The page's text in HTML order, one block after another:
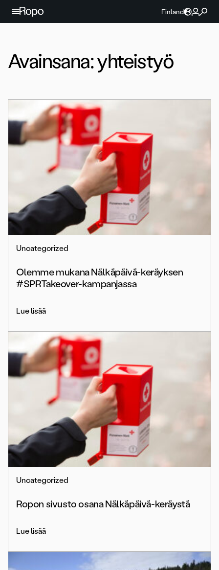
Jatka sisältöön
Finland
Avainsana:yhteistyö
Uncategorized
Olemme mukana Nälkäpäivä-keräyksen
#SPRTakeover-kampanjassa
Lue lisää
Uncategorized
Ropon sivusto osana Nälkäpäivä-keräystä
Lue lisää